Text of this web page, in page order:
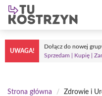
Przejdź
treści
UWAGA!
Dołącz do nowej
Sprzedam | Kupię |
Strona główna / Zdrowie i